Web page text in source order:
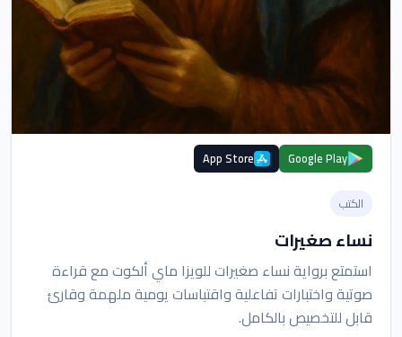
Google Play
App Store
الكتب
نساء صغيرات
استمتع برواية نساء صغيرات للويزا ماي ألكوت مع قراءة
صوتية واختبارات تفاعلية واقتباسات يومية ملهمة وقارئ
قابل للتخصيص بالكامل.